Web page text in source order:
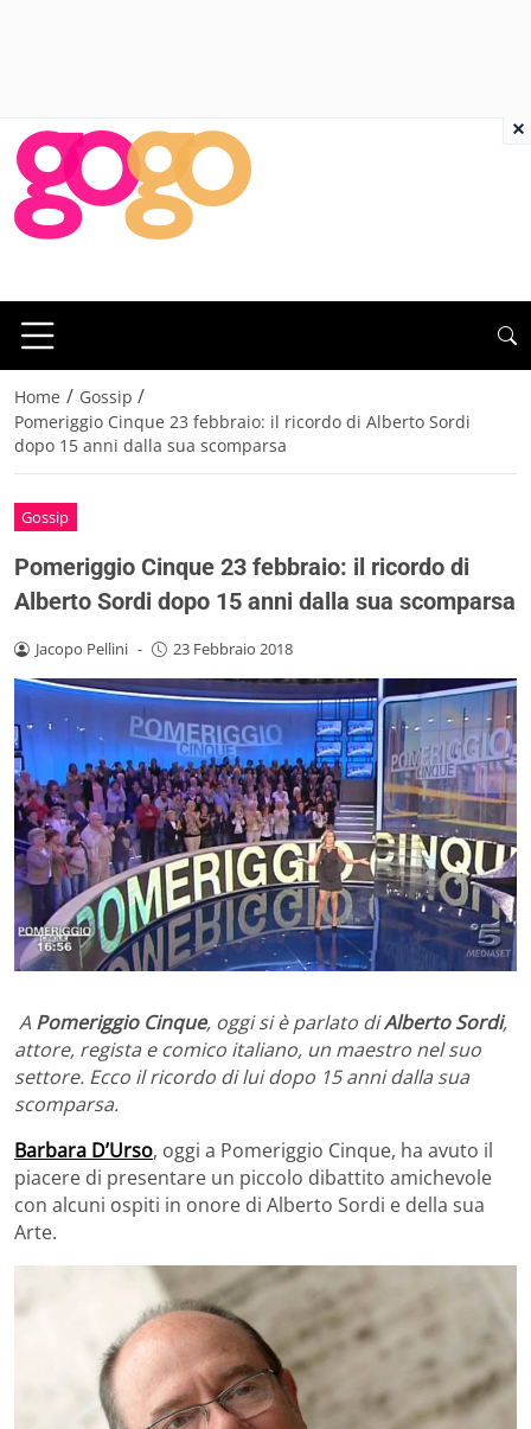
Home / Gossip /
Pomeriggio Cinque 23 febbraio: il ricordo di Alberto Sordi
dopo 15 anni dalla sua scomparsa
Gossip
Pomeriggio Cinque 23 febbraio: il ricordo di
Alberto Sordi dopo 15 anni dalla sua scomparsa
Jacopo Pellini - 23 Febbraio 2018
A Pomeriggio Cinque, oggi si è parlato diAlberto Sordi,
attore, regista e comico italiano, un maestro nel suo
settore. Ecco il ricordo di lui dopo 15 anni dalla sua
scomparsa.
Barbara D’Urso, oggi a Pomeriggio Cinque, ha avuto il
piacere di presentare un piccolo dibattito amichevole
con alcuni ospiti in onore di Alberto Sordi e della sua
Arte.
×